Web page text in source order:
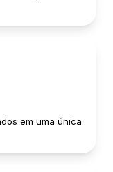
em uma única